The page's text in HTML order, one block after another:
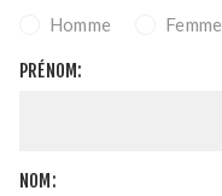
Homme Femme
PRÉNOM:
NOM: